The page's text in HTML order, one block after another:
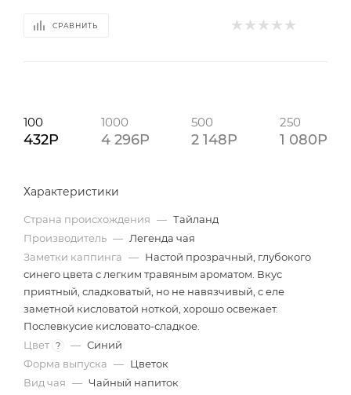
СРАВНИТЬ
100
432P
1000
4 296P
500
2 148P
250
1 080P
Характеристики
Страна происхождения — Тайланд
Производитель — Легенда чая
Заметки каппинга — Настой прозрачный, глубокого
синего цвета с легким травяным ароматом. Вкус
приятный, сладковатый, но не навязчивый, с еле
заметной кисловатой ноткой, хорошо освежает.
Послевкусие кисловато-сладкое.
Цвет ? — Синий
Форма выпуска — Цветок
Вид чая — Чайный напиток